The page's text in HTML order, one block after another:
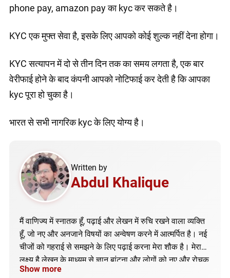
phone pay, amazon pay का kyc कर सकते है।
KYC एक मुफ्त सेवा है, इसके लिए आपको कोई शुल्क नहीं देना होगा।
KYC सत्यापन में दो से तीन दिन तक का समय लगता है, एक बार
वेरीफाई होने के बाद कंपनी आपको नोटिफाई कर देती है कि आपका
kyc पूरा हो चुका है।
भारत से सभी नागरिक kyc के लिए योग्य है।
Written by
Abdul Khalique
मैं वाणिज्य में स्नातक हूँ, पढ़ाई और लेखन में रुचि रखने वाला व्यक्ति
हूँ, जो नए और अनजाने विषयों का अन्वेषण करने में आत्मर्पित है। नई
चीजों को गहराई से समझने के लिए पढ़ाई करना मेरा शौक है। मेरा
लक्ष्य है लेखन के माध्यम से ज्ञान बांटना और लोगों को नए और रोचक
विचारों से परिचित कराना। इस ब्लॉग में, मैं अपने अनुभव, ज्ञान, और
Show more